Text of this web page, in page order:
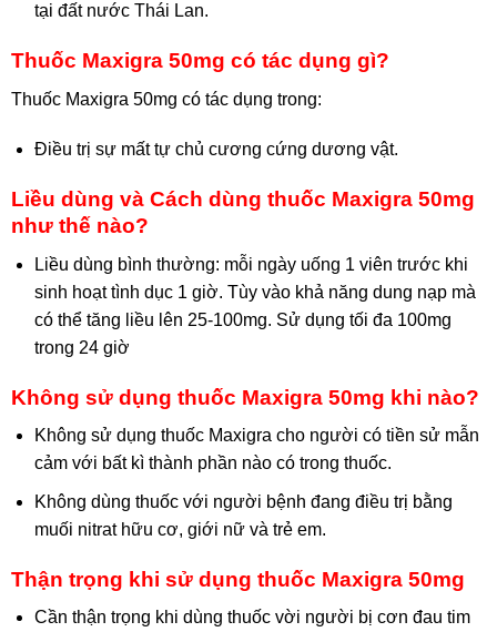
tại đất nước Thái Lan.
Thuốc Maxigra 50mg có tác dụng gì?
Thuốc Maxigra 50mg có tác dụng trong:
Điều trị sự mất tự chủ cương cứng dương vật.
Liều dùng và Cách dùng thuốc Maxigra 50mg
như thế nào?
Liều dùng bình thường: mỗi ngày uống 1 viên trước khi
sinh hoạt tình dục 1 giờ. Tùy vào khả năng dung nạp mà
có thể tăng liều lên 25-100mg. Sử dụng tối đa 100mg
trong 24 giờ
Không sử dụng thuốc Maxigra 50mg khi nào?
Không sử dụng thuốc Maxigra cho người có tiền sử mẫn
cảm với bất kì thành phần nào có trong thuốc.
Không dùng thuốc với người bệnh đang điều trị bằng
muối nitrat hữu cơ, giới nữ và trẻ em.
Thận trọng khi sử dụng thuốc Maxigra 50mg
Cần thận trọng khi dùng thuốc vời người bị cơn đau tim